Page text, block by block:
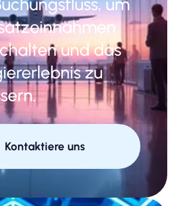
um
und das
zu
Kontaktiere uns